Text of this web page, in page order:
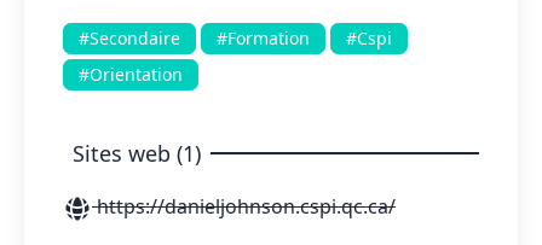
#Secondaire #Formation
#Cspi
#Orientation
Sites web (1)
https://danieljohnson.cspi.qc.ca/